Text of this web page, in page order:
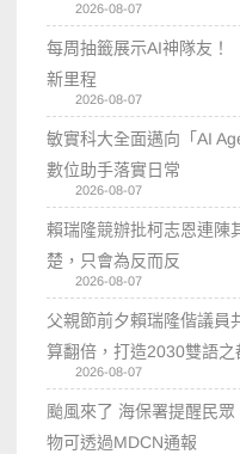
2026-08-07
每周抽籤展示AI神隊友
新里程
2026-08-07
敏實科大全面邁向「AI
數位助手落實日常
2026-08-07
賴瑞隆競辦批柯志恩連陳
楚，只會為反而反
2026-08-07
父親節前夕賴瑞隆偕議
算翻倍，打造2030雙語之
2026-08-07
颱風來了 海保署提醒民
物可透過MDCN通報